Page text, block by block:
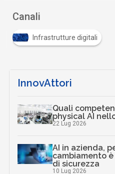
Canali
Infrastrutture digitali
InnovAttori
Quali
physical AI
22 Lug 2026
AI in azienda,
cambiamento
di sicurezza
10 Lug 2026